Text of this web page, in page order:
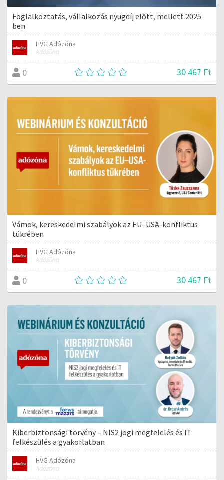
Foglalkoztatás, vállalkozás nyugdíj előtt, mellett 2025-
ben
HVG Adózóna
Adózóna
0 30 467 Ft
Vámok, kereskedelmi szabályok az EU–USA-konfliktus
tükrében
HVG Adózóna
Adózóna
0 30 467 Ft
Kiberbiztonsági törvény – NIS2 jogi megfelelés és IT
felkészülés a gyakorlatban
HVG Adózóna
Adózóna